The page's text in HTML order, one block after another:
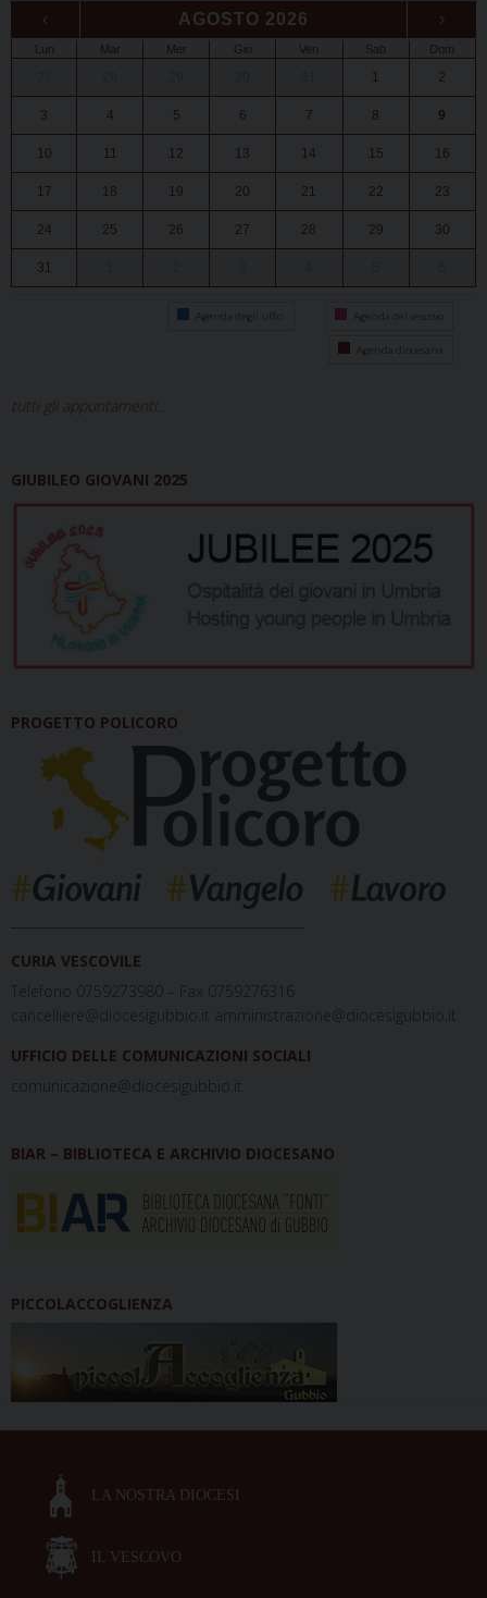
‹ AGOSTO 2026 ›
Lun Mar Mer Gio Ven Sab Dom
1 2
3 4 5 6 7 8 9
10 11 12 13 14 15 16
17 18 19 20 21 22 23
24 25 26 27 28 29 30
31
Agenda degli uffici Agenda del vescovo
Agenda diocesana
tutti gli appuntamenti...
GIUBILEO GIOVANI 2025
PROGETTO POLICORO
CURIA VESCOVILE
Telefono 0759273980 – Fax 0759276316
cancelliere@diocesigubbio.it amministrazione@diocesigubbio.it
UFFICIO DELLE COMUNICAZIONI SOCIALI
comunicazione@diocesigubbio.it
BIAR – BIBLIOTECA E ARCHIVIO DIOCESANO
PICCOLACCOGLIENZA
LA NOSTRA DIOCESI
IL VESCOVO